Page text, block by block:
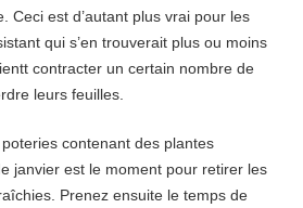
Ceci est d’autant plus vrai pour les
qui s’en trouverait plus ou moins
contracter un certain nombre de
leurs feuilles.
contenant des plantes
janvier est le moment pour retirer les
Prenez ensuite le temps de